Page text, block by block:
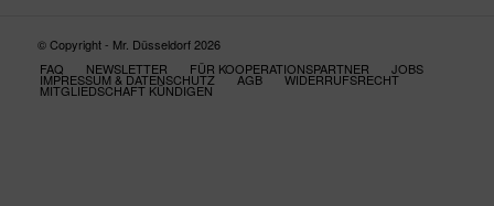
© Copyright - Mr. Düsseldorf 2026
FAQ
NEWSLETTER FÜR KOOPERATIONSPARTNER JOBS
IMPRESSUM & DATENSCHUTZ AGB WIDERRUFSRECHT
MITGLIEDSCHAFT KÜNDIGEN